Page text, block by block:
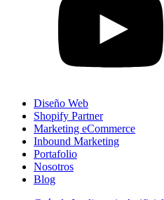
Diseño Web
Shopify Partner
Marketing eCommerce
Inbound Marketing
Portafolio
Nosotros
Blog